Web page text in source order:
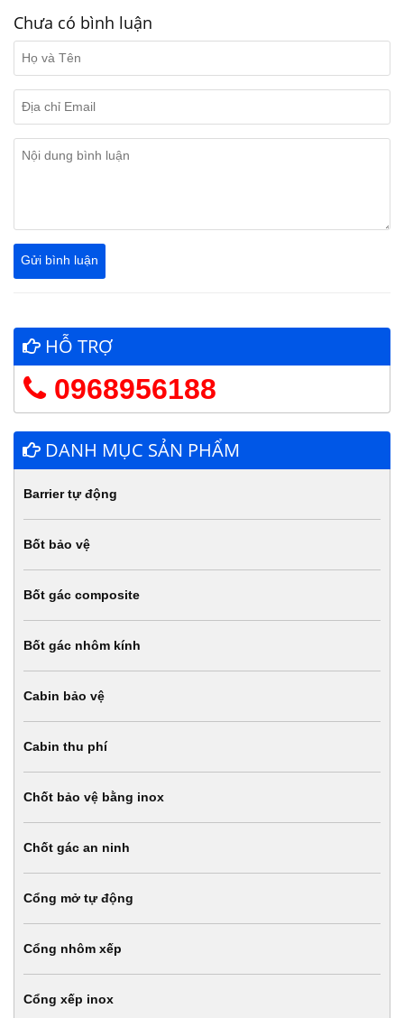
Chưa có bình luận
HỖ TRỢ
0968956188
DANH MỤC SẢN PHẨM
Barrier tự động
Bốt bảo vệ
Bốt gác composite
Bốt gác nhôm kính
Cabin bảo vệ
Cabin thu phí
Chốt bảo vệ bằng inox
Chốt gác an ninh
Cổng mở tự động
Cổng nhôm xếp
Cổng xếp inox